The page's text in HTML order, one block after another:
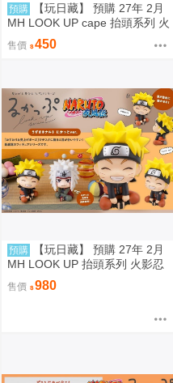
預購
【玩日藏】 預購 27年 2月
MH LOOK UP cape 抬頭系列 火
影忍者疾風傳 九喇嘛 披風 斗篷
系列 頭套 不含公仔 代理版
售價 450
預購
【玩日藏】 預購 27年 2月
MH LOOK UP 抬頭系列 火影忍
者疾風傳 漩渦鳴人 燦笑 Smile 抬
頭公仔 代理版
售價 980